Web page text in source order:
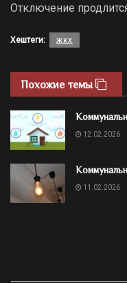
Отключение
Хештеги: жкх
Похожие темы
12.02.2026
11.02.2026